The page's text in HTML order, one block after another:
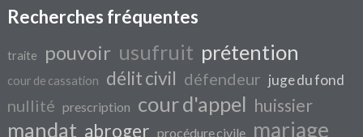
Recherches fréquentes
traite pouvoir usufruit prétention
cour de cassation délit civil défendeur juge du fond
nullité prescription cour d'appel huissier
mandat abroger procédure civile mariage